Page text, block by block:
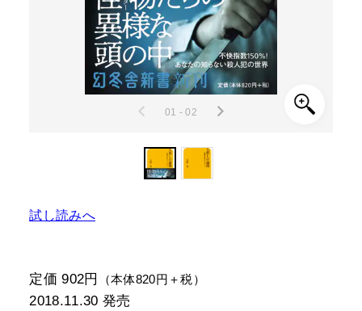
01 - 02
試し読みへ
定価 902円 （本体820円＋税）
2018.11.30 発売